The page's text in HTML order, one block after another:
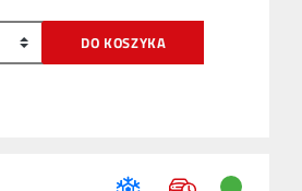
DO KOSZYKA